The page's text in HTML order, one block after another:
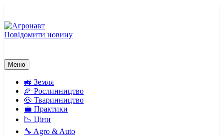
вмісту
Повідомити новину
Меню
🚜 Земля
🌽 Рослинництво
🐽 Тваринництво
💼 Практики
📉 Ціни
🔧 Agro & Auto